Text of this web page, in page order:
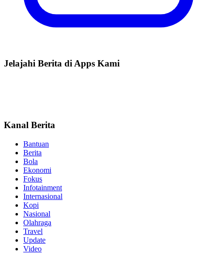
Jelajahi Berita di Apps Kami
Kanal Berita
Bantuan
Berita
Bola
Ekonomi
Fokus
Infotainment
Internasional
Kopi
Nasional
Olahraga
Travel
Update
Video